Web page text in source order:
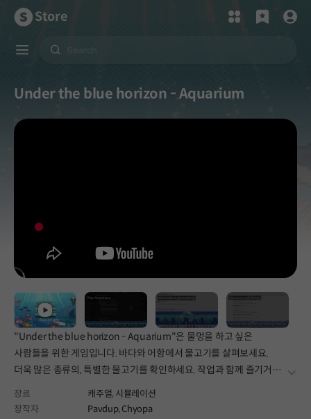
Store
Under the blue horizon - Aquarium
"Under the blue horizon - Aquarium"은 물멍을 하고 싶은
사람들을 위한 게임입니다. 바다와 어항에서 물고기를 살펴보세요.
더욱 많은 종류의, 특별한 물고기를 확인하세요. 작업과 함께 즐기거나,
더보
장르 캐주얼, 시뮬레이션
창작자
Pavdup, Chyopa